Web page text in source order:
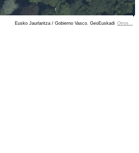
Eusko Jaurlaritza / Gobierno Vasco. GeoEuskadi Otros...